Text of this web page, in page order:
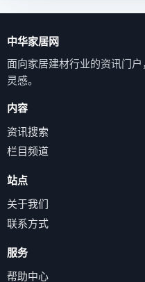
中华家居网
面向家居建材行业的资讯门
灵感。
内容
资讯搜索
栏目频道
站点
关于我们
联系方式
服务
帮助中心